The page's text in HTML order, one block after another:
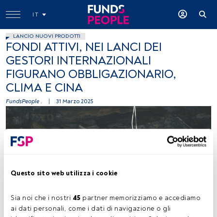
Questo sito web utilizza i cookie
Sia noi che i nostri 45 partner memorizziamo e accediamo
ai dati personali, come i dati di navigazione o gli
IT
LANCIO NUOVI PRODOTTI
FONDI ATTIVI, NEI LANCI DEI
GESTORI INTERNAZIONALI
FIGURANO OBBLIGAZIONARIO,
CLIMA E CINA
FundsPeople . 31 Marzo 2025